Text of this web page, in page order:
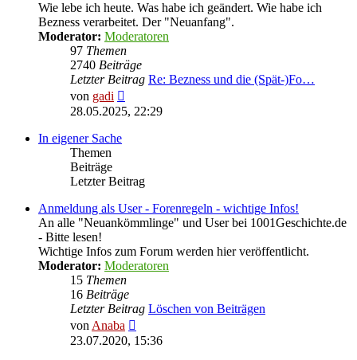
Wie lebe ich heute. Was habe ich geändert. Wie habe ich
Bezness verarbeitet. Der "Neuanfang".
Moderator: Moderatoren
97 Themen
2740 Beiträge
Letzter Beitrag Re: Bezness und die (Spät-)Fo…
von gadi
Beitrag
28.05.2025, 22:29
In eigener Sache
Themen
Beiträge
Letzter Beitrag
Anmeldung als User - Forenregeln - wichtige Infos!
An alle "Neuankömmlinge" und User bei 1001Geschichte.de
- Bitte lesen!
Wichtige Infos zum Forum werden hier veröffentlicht.
Moderator: Moderatoren
15 Themen
16 Beiträge
Letzter Beitrag Löschen von Beiträgen
von Anaba
Beitrag
23.07.2020, 15:36